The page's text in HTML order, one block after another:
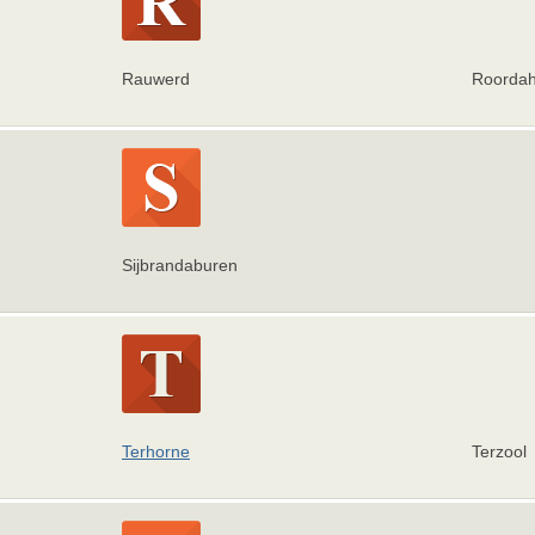
Rauwerd
Sijbrandaburen
Terhorne Terzool